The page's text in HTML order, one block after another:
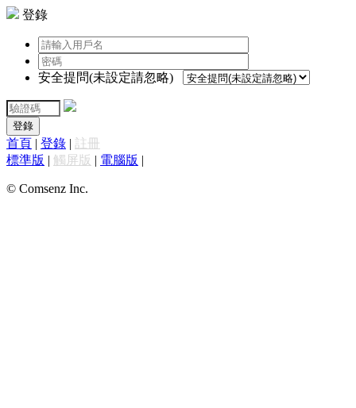
登錄
安全提問(未設定請忽略)
登錄
首頁 | 登錄 | 註冊
標準版 | 觸屏版 | 電腦版 |
© Comsenz Inc.